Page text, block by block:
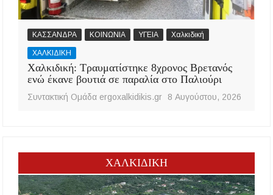
ΚΑΣΣΑΝΔΡΑ ΚΟΙΝΩΝΙΑ ΥΓΕΙΑ Χαλκιδική
ΧΑΛΚΙΔΙΚΗ
Χαλκιδική: Τραυματίστηκε 8χρονος Βρετανός
ενώ έκανε βουτιά σε παραλία στο Παλιούρι
Συντακτική Ομάδα ergoxalkidikis.gr 8 Αυγούστου, 2026
ΧΑΛΚΙΔΙΚΗ